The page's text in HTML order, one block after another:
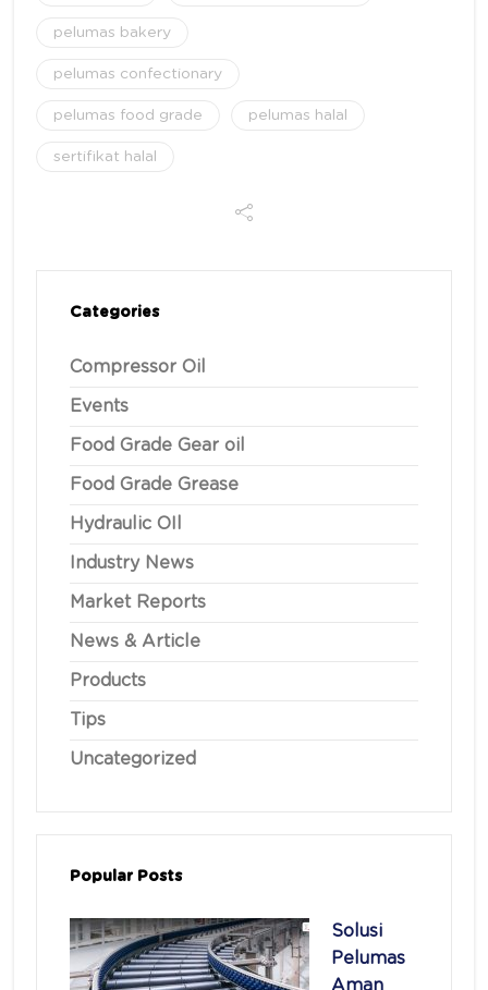
pelumas bakery
pelumas confectionary
pelumas food grade pelumas halal
sertifikat halal
Categories
Compressor Oil
Events
Food Grade Gear oil
Food Grade Grease
Hydraulic OIl
Industry News
Market Reports
News & Article
Products
Tips
Uncategorized
Popular Posts
Solusi
Pelumas
Aman